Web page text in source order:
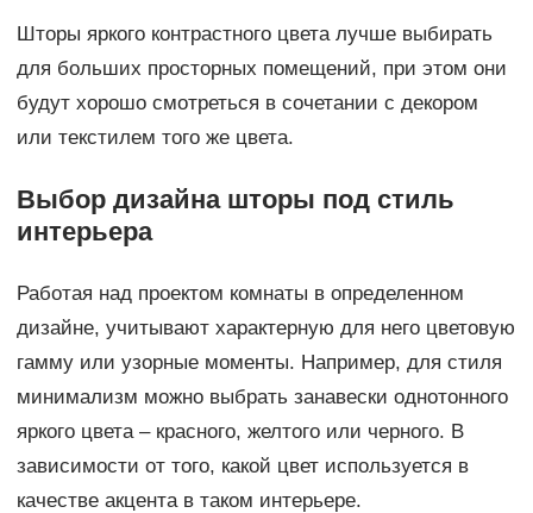
Шторы яркого контрастного цвета лучше выбирать
для больших просторных помещений, при этом они
будут хорошо смотреться в сочетании с декором
или текстилем того же цвета.
Выбор дизайна шторы под стиль
интерьера
Работая над проектом комнаты в определенном
дизайне, учитывают характерную для него цветовую
гамму или узорные моменты. Например, для стиля
минимализм можно выбрать занавески однотонного
яркого цвета – красного, желтого или черного. В
зависимости от того, какой цвет используется в
качестве акцента в таком интерьере.